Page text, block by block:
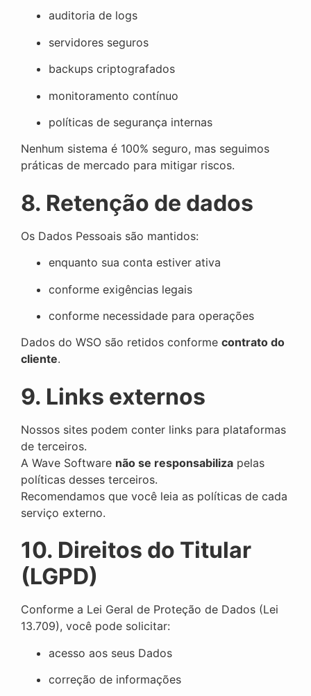
auditoria de logs
servidores seguros
backups criptografados
monitoramento contínuo
políticas de segurança internas
Nenhum sistema é 100% seguro, mas seguimos
práticas de mercado para mitigar riscos.
8. Retenção de dados
Os Dados Pessoais são mantidos:
enquanto sua conta estiver ativa
conforme exigências legais
conforme necessidade para operações
Dados do WSO são retidos conforme contrato do
cliente.
9. Links externos
Nossos sites podem conter links para plataformas
de terceiros.
A Wave Software não se responsabiliza pelas
políticas desses terceiros.
Recomendamos que você leia as políticas de cada
serviço externo.
10. Direitos do Titular
(LGPD)
Conforme a Lei Geral de Proteção de Dados (Lei
13.709), você pode solicitar:
acesso aos seus Dados
correção de informações